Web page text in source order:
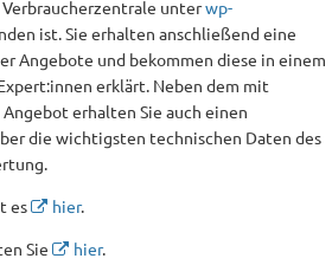
unterwp-
ist. Sie erhalten anschließend eine
Angebote und bekommen diese in einem
erklärt. Neben dem mit
erhalten Sie auch einen
die wichtigsten technischen Daten des
es
hier.
Sie
hier.